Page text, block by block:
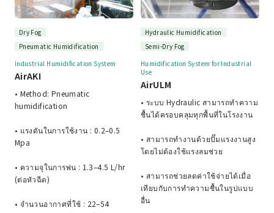
Dry Fog
Pneumatic Humidification
Industrial Humidification System
AirAKI
• Method: Pneumatic
humidification
• แรงดันในการใช้งาน : 0.2–0.5
Mpa
• ความจุในการพ่น : 1.3–4.5 L/hr
(ต่อหัวฉีด)
• จำนวนอากาศที่ใช้ : 22–54
Hydraulic Humidification
Semi-Dry Fog
Humidification System for Industrial
Use
AirULM
• ระบบ Hydraulic สามารถทำความ
ชื้นได้ครอบคลุมทุกพื้นที่ในโรงงาน
• สามารถทำงานด้วยปั๊มแรงงานสูง
โดยไม่ต้องใช้แรงลมช่วย
• สามารถช่วยลดค่าใช้จ่ายได้เมื่อ
เทียบกับการทำความชื้นในรูปแบบ
อื่น